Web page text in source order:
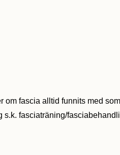
om fascia alltid funnits med
s.k. fasciaträning/